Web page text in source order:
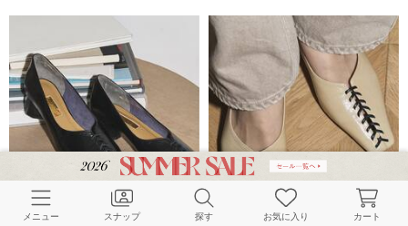
メニュー スナップ 探す お気に入り カート